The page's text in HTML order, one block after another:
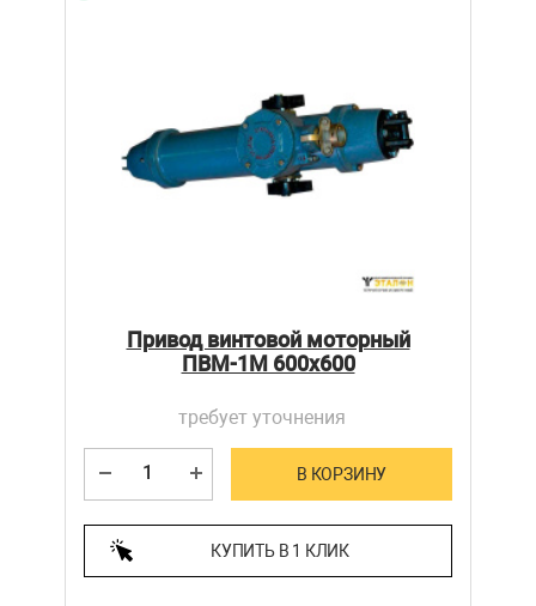
Привод винтовой моторный
ПВМ-1М 600х600
требует уточнения
В КОРЗИНУ
КУПИТЬ В 1 КЛИК